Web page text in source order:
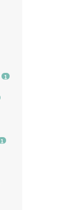
1
1